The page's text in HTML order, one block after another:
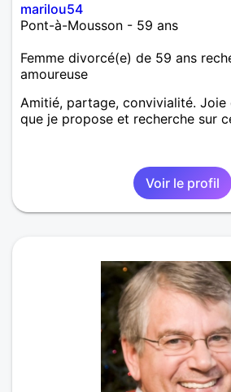
marilou54
Pont-à-Mousson - 59 ans
Femme divorcé(e) de 59 ans
amoureuse
Amitié, partage, convivialité.
que je propose et recherche sur
Voir le profil